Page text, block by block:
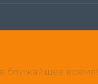
в ближайшее время!